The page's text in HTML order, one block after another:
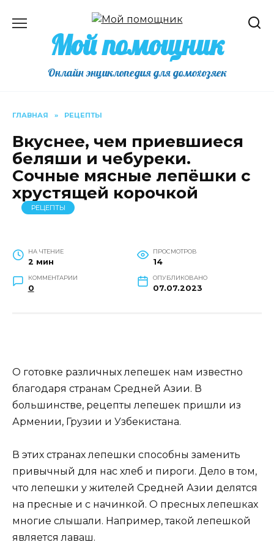
содержаниюМой помощник
Онлайн энциклопедия для домохозяек
ГЛАВНАЯ » РЕЦЕПТЫ
Вкуснее, чем приевшиеся
беляши и чебуреки.
Сочные мясные лепёшки с
хрустящей корочкой
РЕЦЕПТЫ
НА ЧТЕНИЕ
2 мин
ПРОСМОТРОВ
14
КОММЕНТАРИИ
0
ОПУБЛИКОВАНО
07.07.2023
О готовке различных лепешек нам известно
благодаря странам Средней Азии. В
большинстве, рецепты лепешек пришли из
Армении, Грузии и Узбекистана.
В этих странах лепешки способны заменить
привычный для нас хлеб и пироги. Дело в том,
что лепешки у жителей Средней Азии делятся
на пресные и с начинкой. О пресных лепешках
многие слышали. Например, такой лепешкой
является лаваш.